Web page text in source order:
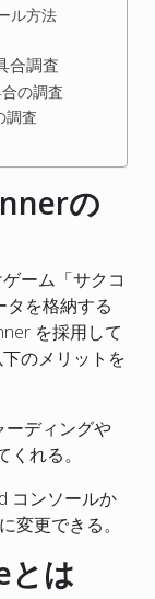
ル方法
合調査
の調査
調査
の
ーム「サクコ
を格納する
を採用して
のメリットを
ーディングや
れる。
コンソールか
変更できる。
は